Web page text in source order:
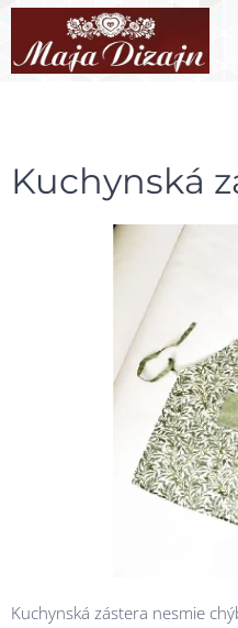
Kuchynská
Kuchynská zástera nesmie